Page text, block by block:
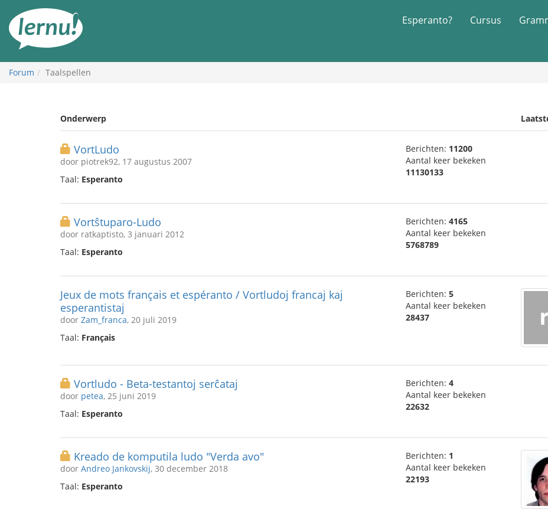
inhoud
Esperanto? Cursus
Forum Taalspellen
Onderwerp
VortLudo
door piotrek92, 17 augustus 2007
Taal: Esperanto
Berichten: 11200
Aantal keer bekeken
11130133
Vortŝtuparo-Ludo
door ratkaptisto, 3 januari 2012
Taal: Esperanto
Berichten: 4165
Aantal keer bekeken
5768789
Jeux de mots français et espéranto / Vortludoj francaj kaj
esperantistaj
door Zam_franca, 20 juli 2019
Taal: Français
Berichten: 5
Aantal keer bekeken
28437
Vortludo - Beta-testantoj serĉataj
door petea, 25 juni 2019
Taal: Esperanto
Berichten: 4
Aantal keer bekeken
22632
Kreado de komputila ludo "Verda avo"
door Andreo Jankovskij, 30 december 2018
Taal: Esperanto
Berichten: 1
Aantal keer bekeken
22193